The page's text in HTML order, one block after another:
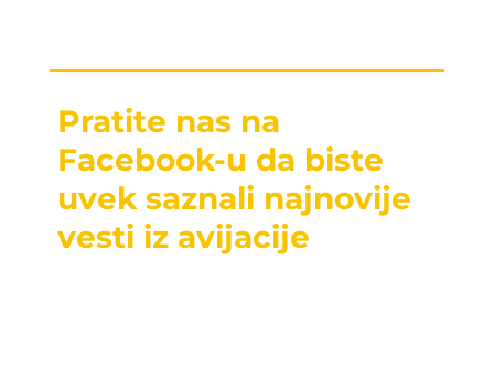
Pratite nas na
Facebook-u da biste
uvek saznali najnovije
vesti iz avijacije